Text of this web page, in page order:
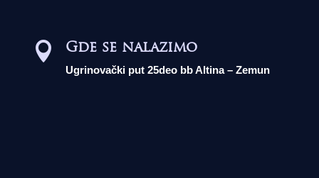
 Gde se nalazimo
Ugrinovački put 25deo bb Altina – Zemun